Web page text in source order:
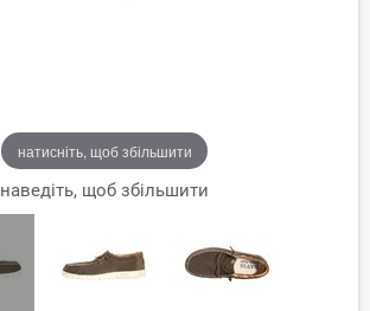
натисніть, щоб збільшити
наведіть, щоб збільшити